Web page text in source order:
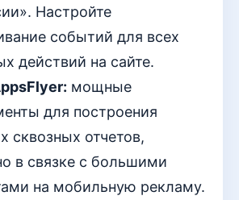
Настройте
событий для всех
действий на сайте.
мощные
для построения
сквозных отчетов,
в связке с большими
на мобильную рекламу.